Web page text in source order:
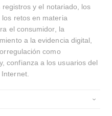
y el notariado, los
retos en materia
el consumidor, la
a la evidencia digital,
como
confianza a los usuarios del